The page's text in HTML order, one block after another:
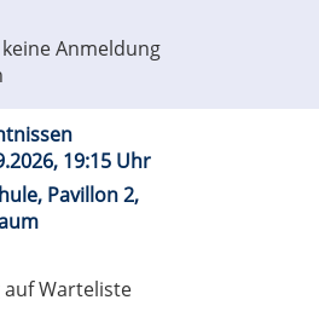
Anmeldung
19:15 Uhr
Pavillon 2,
Warteliste